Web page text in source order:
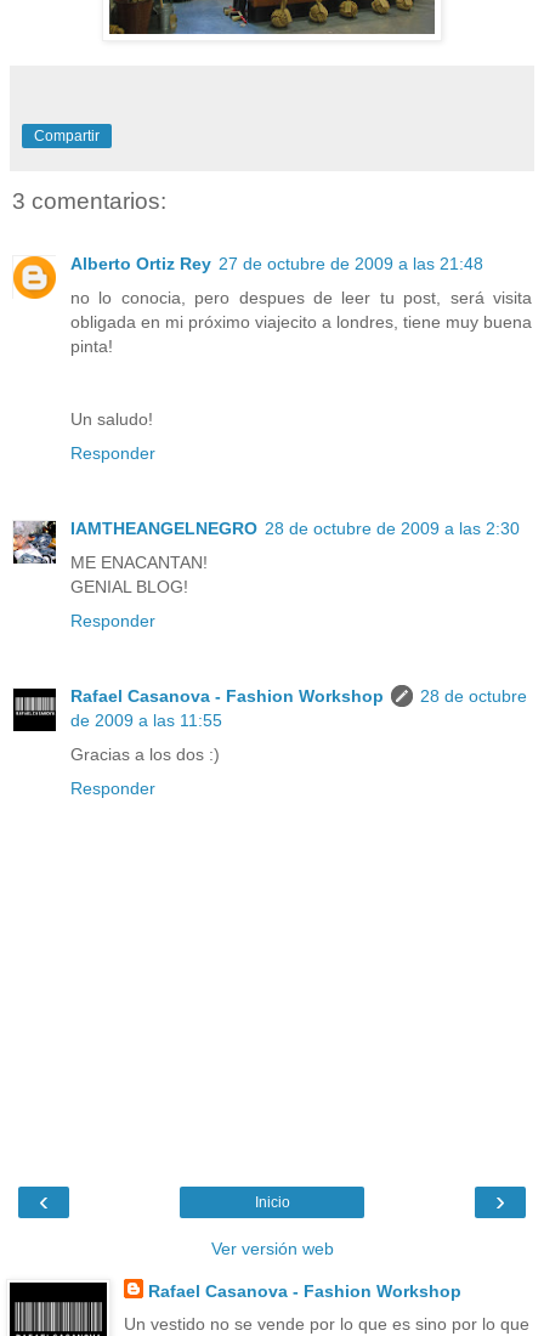
Compartir
3 comentarios:
Alberto Ortiz Rey 27 de octubre de 2009 a las 21:48
no lo conocia, pero despues de leer tu post, será visita
obligada en mi próximo viajecito a londres, tiene muy buena
pinta!
Un saludo!
Responder
IAMTHEANGELNEGRO 28 de octubre de 2009 a las 2:30
ME ENACANTAN!
GENIAL BLOG!
Responder
Rafael Casanova - Fashion Workshop
28 de octubre
de 2009 a las 11:55
Gracias a los dos :)
Responder
‹ ›
Inicio
Ver versión web
Rafael Casanova - Fashion Workshop
Un vestido no se vende por lo que es sino por lo que